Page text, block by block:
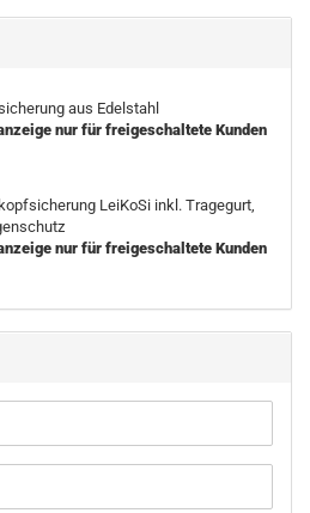
aus Edelstahl
nur für freigeschaltete Kunden
LeiKoSi inkl. Tragegurt,
nur für freigeschaltete Kunden